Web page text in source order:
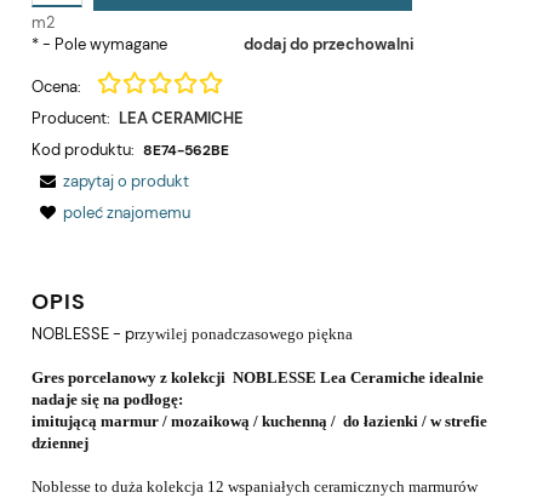
m2
dodaj do przechowalni
*- Pole wymagane
Ocena:
Producent: LEA CERAMICHE
Kod produktu: 8E74-562BE
zapytaj o produkt
poleć znajomemu
OPIS
NOBLESSE - przywilej ponadczasowego piękna
Gres porcelanowy z kolekcji NOBLESSE Lea Ceramiche idealnie
nadaje się na podłogę:
imitującą marmur / mozaikową / kuchenną / do łazienki / w strefie
dziennej
Noblesse to duża kolekcja 12 wspaniałych ceramicznych marmurów